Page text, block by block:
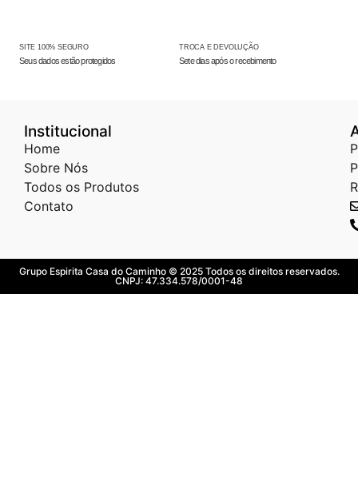
SITE 100% SEGURO
Seus dados estão protegidos
TROCA E DEVOLUÇÃO
Sete dias após o recebimento
Institucional
Home
Sobre Nós
Todos os Produtos
Contato
Grupo Espirita Casa do Caminho © 2025 Todos os direitos reservados.
CNPJ: 47.334.578/0001-48